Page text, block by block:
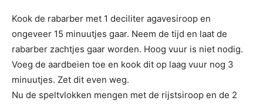
Kook de rabarber met 1 deciliter agavesiroop en
ongeveer 15 minuutjes gaar. Neem de tijd en laat de
rabarber zachtjes gaar worden. Hoog vuur is niet nodig.
Voeg de aardbeien toe en kook dit op laag vuur nog 3
minuutjes. Zet dit even weg.
Nu de speltvlokken mengen met de rijstsiroop en de 2